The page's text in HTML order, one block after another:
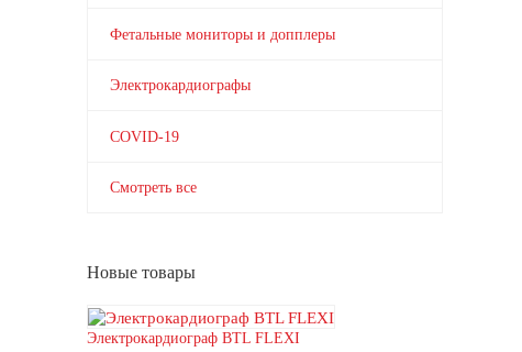
Фетальные мониторы и допплеры
Электрокардиографы
COVID-19
Смотреть все
Новые товары
Электрокардиограф BTL FLEXI